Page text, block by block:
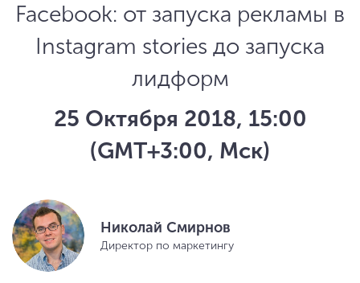
Facebook: от запуска рекламы в
Instagram stories до запуска
лидформ
25 Октября 2018, 15:00
(GMT+3:00, Мск)
Николай Смирнов
Директор по маркетингу